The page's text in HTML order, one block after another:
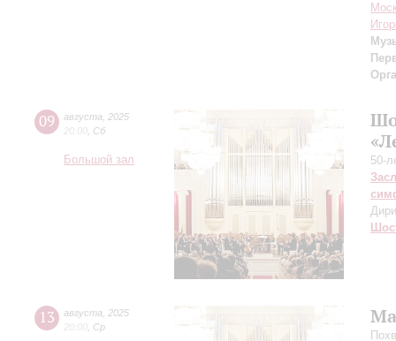
09 августа
2025
20:00 Сб
Большой зал
50-
13 августа
2025
20:00 Ср